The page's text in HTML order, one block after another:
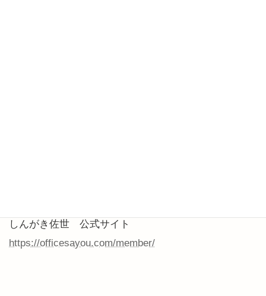
しんがき佐世 公式サイト
https://officesayou.com/member/